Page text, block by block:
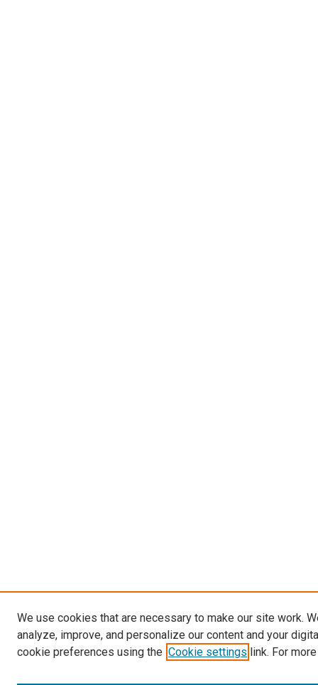
We use cookies that are necessary to make our site work.
analyze, improve, and personalize our content and your
cookie preferences using the Cookie settings link. For